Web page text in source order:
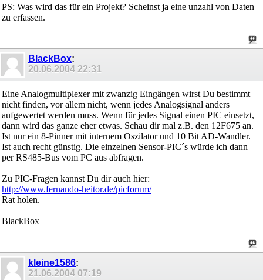
PS: Was wird das für ein Projekt? Scheinst ja eine unzahl von Daten
zu erfassen.
BlackBox:
20.06.2004 22:31
Eine Analogmultiplexer mit zwanzig Eingängen wirst Du bestimmt
nicht finden, vor allem nicht, wenn jedes Analogsignal anders
aufgewertet werden muss. Wenn für jedes Signal einen PIC einsetzt,
dann wird das ganze eher etwas. Schau dir mal z.B. den 12F675 an.
Ist nur ein 8-Pinner mit internem Oszilator und 10 Bit AD-Wandler.
Ist auch recht günstig. Die einzelnen Sensor-PIC´s würde ich dann
per RS485-Bus vom PC aus abfragen.
Zu PIC-Fragen kannst Du dir auch hier:
http://www.fernando-heitor.de/picforum/
Rat holen.
BlackBox
kleine1586:
21.06.2004 07:19